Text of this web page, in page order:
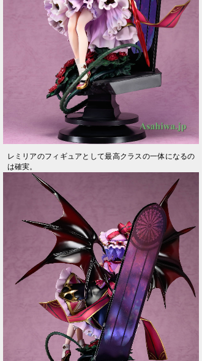
レミリアのフィギュアとして最高クラスの一体になるの
は確実。